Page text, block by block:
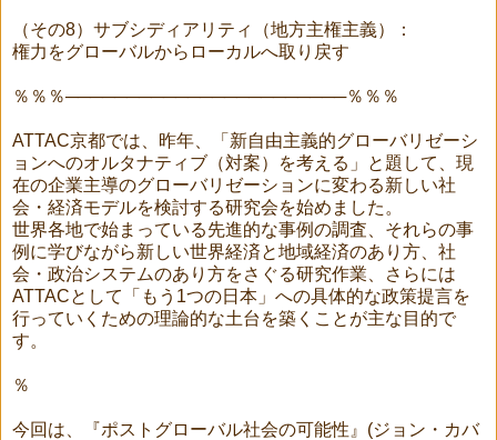
（その8）サブシディアリティ（地方主権主義）：
権力をグローバルからローカルへ取り戻す
％％％───────────────────────％％％
ATTAC京都では、昨年、「新自由主義的グローバリゼーシ
ョンへのオルタナティブ（対案）を考える」と題して、現
在の企業主導のグローバリゼーションに変わる新しい社
会・経済モデルを検討する研究会を始めました。
世界各地で始まっている先進的な事例の調査、それらの事
例に学びながら新しい世界経済と地域経済のあり方、社
会・政治システムのあり方をさぐる研究作業、さらには
ATTACとして「もう1つの日本」への具体的な政策提言を
行っていくための理論的な土台を築くことが主な目的で
す。
％
今回は、『ポストグローバル社会の可能性』(ジョン・カバ